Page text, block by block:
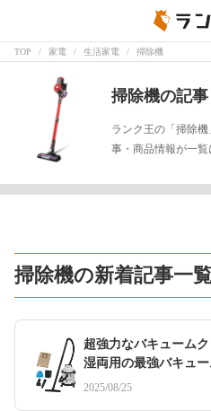
TOP 家電 生活家電 掃除機
掃除機の記
ランク王の「掃除
事・商品情報が一覧
掃除機の新着記事一
超強力なバキューム
湿両用の最強バキュ
2025/08/25